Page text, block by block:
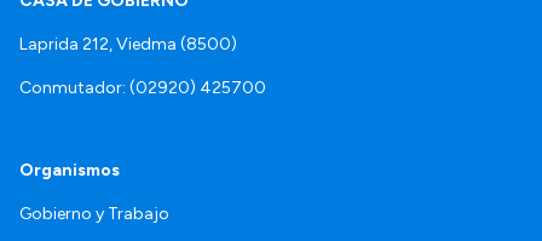
Laprida 212, Viedma (8500)
Conmutador: (02920) 425700
Organismos
Gobierno y Trabajo